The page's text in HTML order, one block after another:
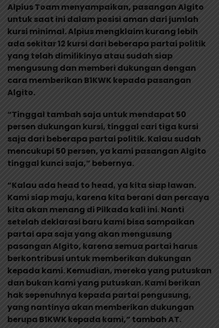
Alpius Toam menyampaikan, pasangan Algito
untuk saat ini dalam posisi aman dari jumlah
kursi minimal. Alpius mengklaim kurang lebih
ada sekitar 12 kursi dari beberapa partai politik
yang telah dimilikinya atau sudah siap
mengusung dan memberi dukungan dengan
cara memberikan B1KWK kepada pasangan
Algito.
“Tinggal tambah saja untuk mendapat 50
persen dukungan kursi, tinggal cari tiga kursi
saja dari beberapa partai politik. Kalau sudah
mencukupi 50 persen, ya kami pasangan Algito
tinggal kunci saja,” bebernya.
“Kalau ada head to head, ya kita siap lawan.
Kami siap maju, karena kita berani dan percaya
kita akan menang di Pilkada kali ini. Nanti
setelah deklarasi baru kami bisa sampaikan
partai apa saja yang akan mengusung
pasangan Algito, karena semua partai harus
berkontribusi untuk memberikan dukungan
kepada kami. Kemudian, mereka yang putuskan
dan bukan kami yang putuskan. Kami berikan
hak sepenuhnya kepada partai pengusung,
yang nantinya akan memberikan dukungan
berupa B1KWK kepada kami,” tambah AT.